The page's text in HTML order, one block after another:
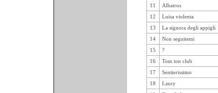
11
Albatros
12
Luisa violenta
13
La signora degli appigli
14
Non seguitemi
15
?
16
Tom ton club
17
Sentierissimo
18
Laury